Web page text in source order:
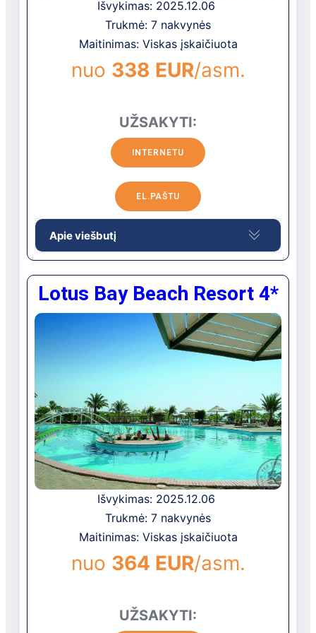
Išvykimas: 2025.12.06
Trukmė: 7 nakvynės
Maitinimas: Viskas įskaičiuota
nuo 338 EUR/asm.
UŽSAKYTI:
INTERNETU
EL.PAŠTU
Apie viešbutį
Viešbutis yra 5 km nuo Hurgados oro
uosto.
Viešbutis pastatytas 2004 metais,
paskutinė renovacija atlikta 2021 metais.
Viešbutį sudaro pagrindinis 5 aukštų
Lotus Bay Beach Resort 4*
Išvykimas: 2025.12.06
Trukmė: 7 nakvynės
Maitinimas: Viskas įskaičiuota
nuo 364 EUR/asm.
UŽSAKYTI: